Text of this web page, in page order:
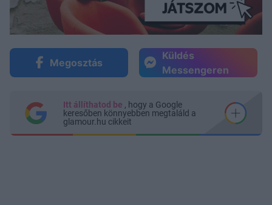
Megosztás
Küldés
Messengeren
Itt állíthatod be , hogy a Google
keresőben könnyebben megtaláld a
glamour.hu cikkeit